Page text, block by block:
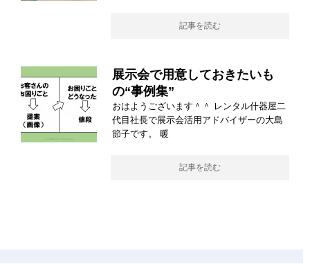
記事を読む
展示会で用意しておきたいも
の“事例集”
おはようございます＾＾ レンタル什器屋二
代目社長で展示会活用アドバイザーの大島
節子です。 暖
記事を読む